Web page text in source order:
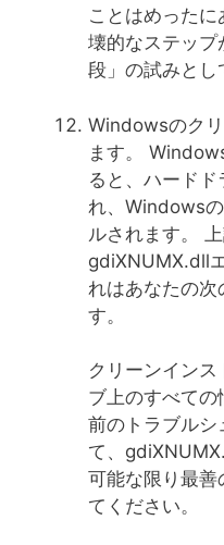
ことはめった
壊的なステップ
段」の試みとし
Windowsのク
ます。
ると、ハード
れ、Windows
ルされます。
gdiXNUMX.dll
れはあなたの
す。
クリーンイン
ブ上のすべて
前のトラブルシ
て、
可能な限り最善
てください。